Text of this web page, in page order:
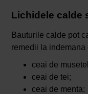
Lichidele calde
Bauturile calde pot
remedii la indemana
ceai de
ceai de tei;
ceai de menta;